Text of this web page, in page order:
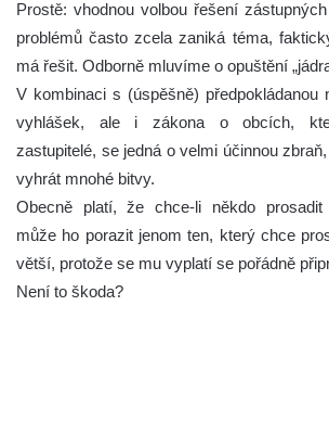
Prostě: vhodnou volbou řešení
problémů často zcela zaniká téma,
má řešit. Odborně mluvíme o opuštění
V kombinaci s (úspěšně) předpokládanou
vyhlášek, ale i zákona o obcích,
zastupitelé, se jedná o velmi účinnou
vyhrát mnohé bitvy.
Obecně platí, že chce-li někdo prosadit
může ho porazit jenom ten, který chce
větší, protože se mu vyplatí se pořádně
Není to škoda?